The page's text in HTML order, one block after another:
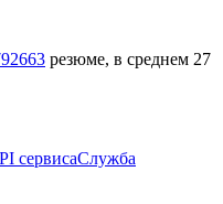
резюме, в среднем 27
сервисаСлужба